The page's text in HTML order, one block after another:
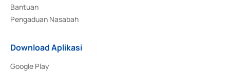
Bantuan
Pengaduan Nasabah
Download Aplikasi
Google Play